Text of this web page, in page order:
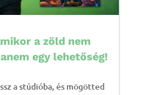
a zöld nem
egy lehetőség!
a stúdióba, és mögötted